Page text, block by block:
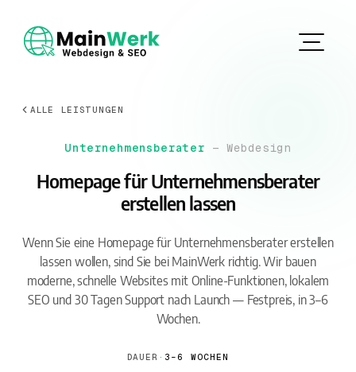
ALLE LEISTUNGEN
Unternehmensberater — Webdesign
Homepage für Unternehmensberater
erstellen lassen
Wenn Sie eine Homepage für Unternehmensberater erstellen
lassen wollen, sind Sie bei MainWerk richtig. Wir bauen
moderne, schnelle Websites mit Online-Funktionen, lokalem
SEO und 30 Tagen Support nach Launch — Festpreis, in 3–6
Wochen.
DAUER · 3–6 WOCHEN